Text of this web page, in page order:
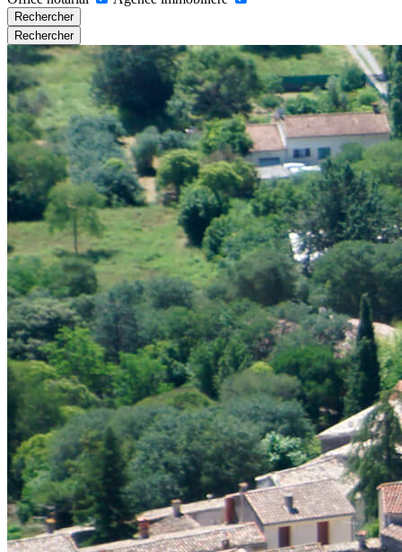
Rechercher
Rechercher